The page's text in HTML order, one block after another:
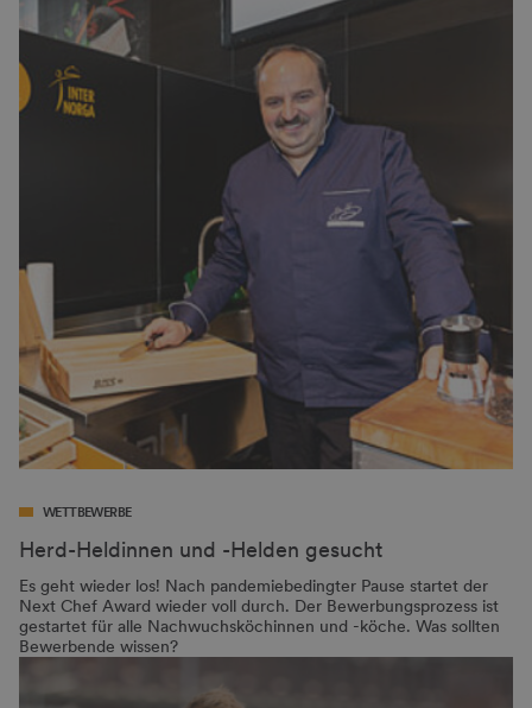
WETTBEWERBE
Herd-Heldinnen und -Helden gesucht
Es geht wieder los! Nach pandemiebedingter Pause startet der
Next Chef Award wieder voll durch. Der Bewerbungsprozess ist
gestartet für alle Nachwuchsköchinnen und -köche. Was sollten
Bewerbende wissen?